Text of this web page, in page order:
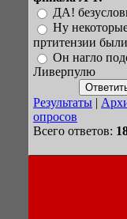
ДА!
Ну
пртитензии были
Он нагло
Ливерпулю
Результаты |
опросов
Всего ответов: